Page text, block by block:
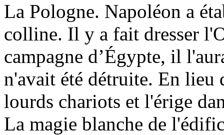
La Pologne. Napoléon a
colline. Il y a fait dresser
campagne d’Égypte, il
n'avait été détruite. En lieu
lourds chariots et l'érige
La magie blanche de